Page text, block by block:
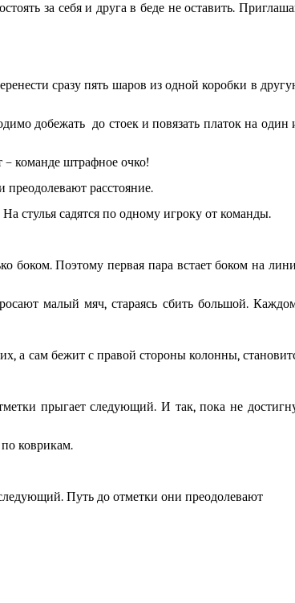
за себя и друга в беде не оставить.
сразу пять шаров из одной коробки в
добежать до стоек и повязать платок на один
команде штрафное очко!
преодолевают расстояние.
стулья садятся по одному игроку от команды.
боком. Поэтому первая пара встает боком на
малый мяч, стараясь сбить большой.
а сам бежит с правой стороны колонны,
прыгает следующий. И так, пока не
коврикам.
Путь до отметки они преодолевают